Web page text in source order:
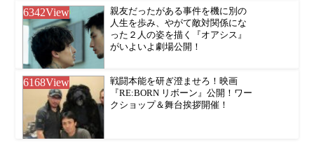
6342View
親友だったがある事件を機に別の
人生を歩み、やがて敵対関係にな
った２人の姿を描く『オアシス』
がいよいよ劇場公開！
6168View
戦闘本能を研ぎ澄ませろ！映画
『RE:BORN リボーン』公開！ワー
クショップ＆舞台挨拶開催！